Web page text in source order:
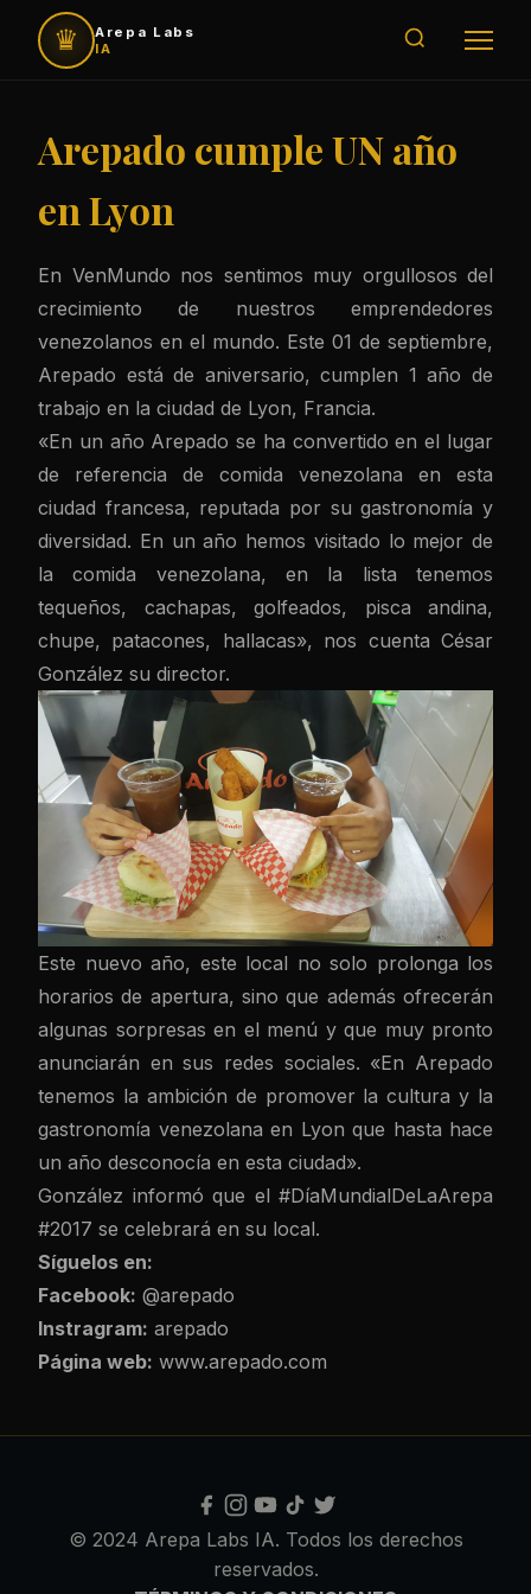
♛
Arepa Labs
IA
Arepado cumple UN año
en Lyon
En VenMundo nos sentimos muy orgullosos del
crecimiento de nuestros emprendedores
venezolanos en el mundo. Este 01 de septiembre,
Arepado está de aniversario, cumplen 1 año de
trabajo en la ciudad de Lyon, Francia.
«En un año Arepado se ha convertido en el lugar
de referencia de comida venezolana en esta
ciudad francesa, reputada por su gastronomía y
diversidad. En un año hemos visitado lo mejor de
la comida venezolana, en la lista tenemos
tequeños, cachapas, golfeados, pisca andina,
chupe, patacones, hallacas», nos cuenta César
González su director.
Este nuevo año, este local no solo prolonga los
horarios de apertura, sino que además ofrecerán
algunas sorpresas en el menú y que muy pronto
anunciarán en sus redes sociales. «En Arepado
tenemos la ambición de promover la cultura y la
gastronomía venezolana en Lyon que hasta hace
un año desconocía en esta ciudad».
González informó que el #DíaMundialDeLaArepa
#2017 se celebrará en su local.
Síguelos en:
Facebook: @arepado
Instragram: arepado
Página web: www.arepado.com
© 2024 Arepa Labs IA. Todos los derechos
reservados.